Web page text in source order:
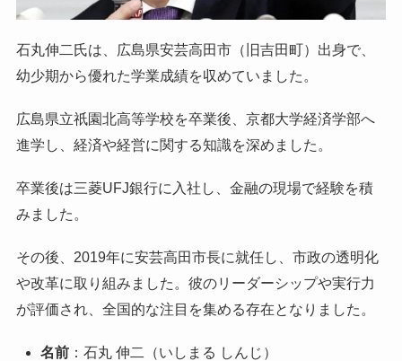
石丸伸二氏は、広島県安芸高田市（旧吉田町）出身で、
幼少期から優れた学業成績を収めていました。
広島県立祇園北高等学校を卒業後、京都大学経済学部へ
進学し、経済や経営に関する知識を深めました。
卒業後は三菱UFJ銀行に入社し、金融の現場で経験を積
みました。
その後、2019年に安芸高田市長に就任し、市政の透明化
や改革に取り組みました。彼のリーダーシップや実行力
が評価され、全国的な注目を集める存在となりました。
名前：石丸 伸二（いしまる しんじ）